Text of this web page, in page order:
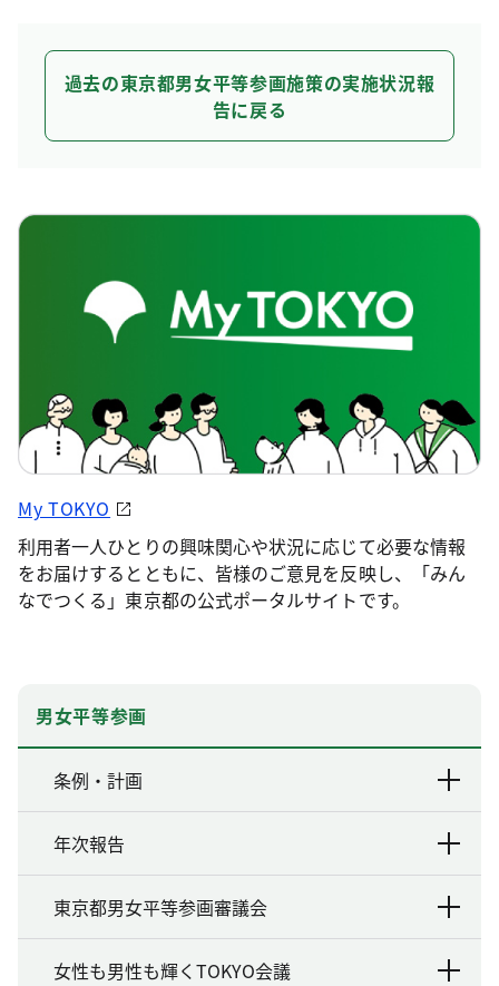
過去の東京都男女平等参画施策の実施状況報
告に戻る
My TOKYO
利用者一人ひとりの興味関心や状況に応じて必要な情報
をお届けするとともに、皆様のご意見を反映し、「みん
なでつくる」東京都の公式ポータルサイトです。
男女平等参画
条例・計画
年次報告
東京都男女平等参画審議会
女性も男性も輝くTOKYO会議